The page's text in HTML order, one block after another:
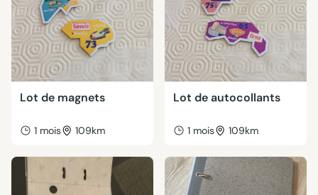
Lot de magnets
1 mois 109km
Lot de autocollants
1 mois 109km